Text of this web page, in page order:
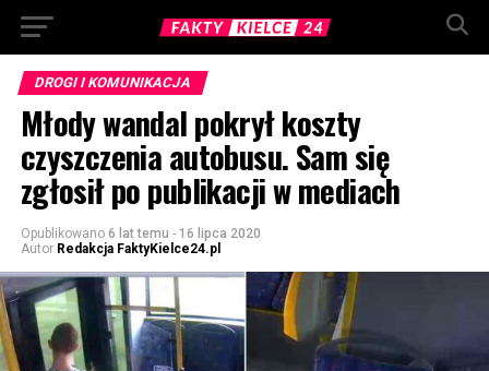
DROGI I KOMUNIKACJA
Młody wandal pokrył koszty
czyszczenia autobusu. Sam się
zgłosił po publikacji w mediach
Opublikowano 6 lat temu - 16 lipca 2020
Autor Redakcja FaktyKielce24.pl